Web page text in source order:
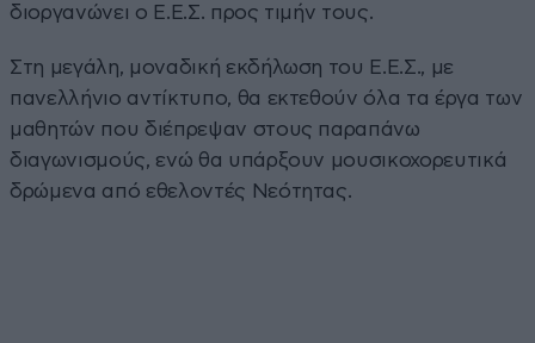
διοργανώνει ο Ε.Ε.Σ. προς τιμήν τους.
Στη μεγάλη, μοναδική εκδήλωση του Ε.Ε.Σ., με
πανελλήνιο αντίκτυπο, θα εκτεθούν όλα τα έργα των
μαθητών που διέπρεψαν στους παραπάνω
διαγωνισμούς, ενώ θα υπάρξουν μουσικοχορευτικά
δρώμενα από εθελοντές Νεότητας.